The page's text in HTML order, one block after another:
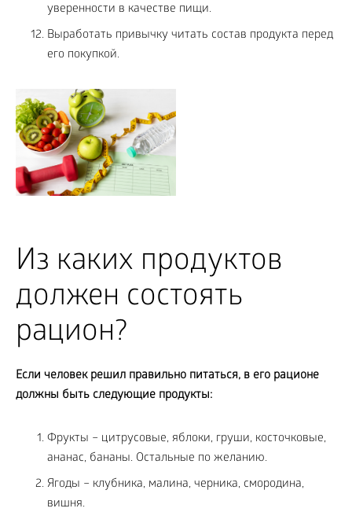
уверенности в качестве пищи.
Выработать привычку читать состав продукта перед
его покупкой.
Из каких продуктов
должен состоять
рацион?
Если человек решил правильно питаться, в его рационе
должны быть следующие продукты:
Фрукты – цитрусовые, яблоки, груши, косточковые,
ананас, бананы. Остальные по желанию.
Ягоды – клубника, малина, черника, смородина,
вишня.